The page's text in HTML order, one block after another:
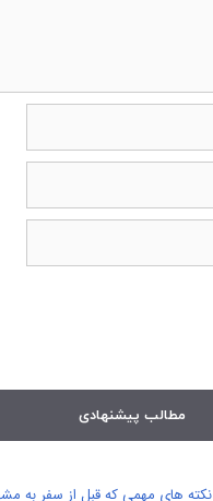
مطالب پیشنهادی
نکته های مهمی که قبل از سفر به